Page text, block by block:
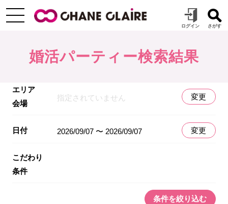
婚活パーティー検索結果
エリア
会場
指定されていません 変更
日付 2026/09/07 〜 2026/09/07 変更
こだわり
条件
条件を絞り込む